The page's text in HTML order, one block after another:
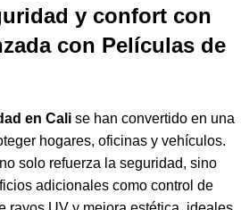
y confort con
con Películas de
en Cali se han convertido en una
hogares, oficinas y vehículos.
solo refuerza la seguridad, sino
adicionales como control de